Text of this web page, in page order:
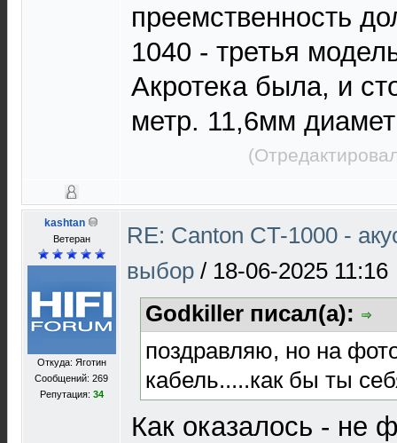
преемственность
1040 - третья
Акротека была, и
метр. 11,6мм
kashtan
Ветеран
Откуда: Яготин
Сообщений: 269
Репутация: 34
RE: Canton CT-1000 -
выбор / 18-06-2025 11:16
Godkiller писал(а):
поздравляю, но на
кабель.....как бы ты
Как оказалось - не